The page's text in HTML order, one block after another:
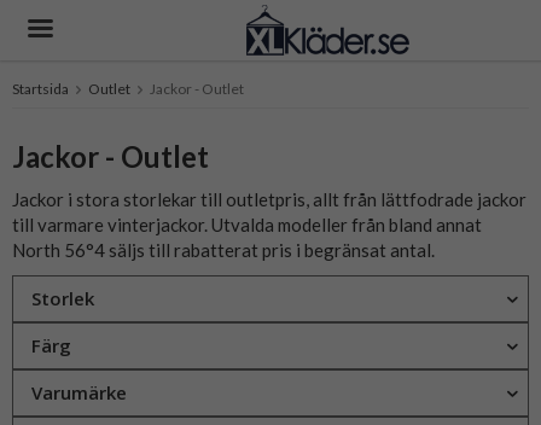
Startsida Outlet Jackor - Outlet
Jackor - Outlet
Jackor i stora storlekar till outletpris, allt från lättfodrade jackor
till varmare vinterjackor. Utvalda modeller från bland annat
North 56°4 säljs till rabatterat pris i begränsat antal.
Storlek
Färg
Varumärke